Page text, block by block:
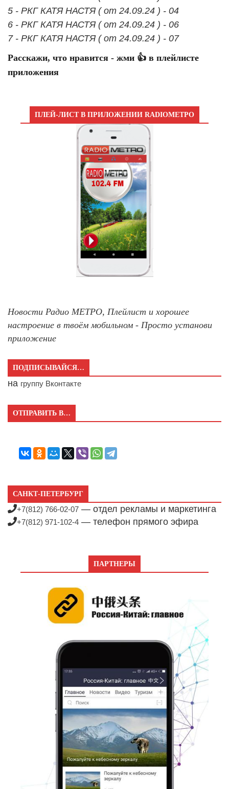
5 - РКГ КАТЯ НАСТЯ ( от 24.09.24 ) - 04
6 - РКГ КАТЯ НАСТЯ ( от 24.09.24 ) - 06
7 - РКГ КАТЯ НАСТЯ ( от 24.09.24 ) - 07
Расскажи, что нравится - жми 👍 в плейлисте
приложения
ПЛЕЙ-ЛИСТ В ПРИЛОЖЕНИИ RADIOМЕТРО
Новости Радио МЕТРО, Плейлист и хорошее
настроение в твоём мобильном - Просто установи
приложение
ПОДПИСЫВАЙСЯ…
на группу Вконтакте
ОТПРАВИТЬ В…
САНКТ-ПЕТЕРБУРГ
+7(812) 766-02-07 — отдел рекламы и маркетинга
+7(812) 971-102-4 — телефон прямого эфира
ПАРТНЕРЫ